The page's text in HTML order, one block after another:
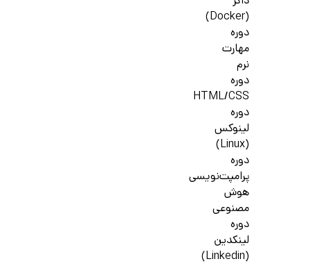
(Docker)
دوره
مهارت
نرم
دوره
HTML/CSS
دوره
لینوکس
(Linux)
دوره
پرامپت‌نویسی
هوش
مصنوعی
دوره
لینکدین
(Linkedin)